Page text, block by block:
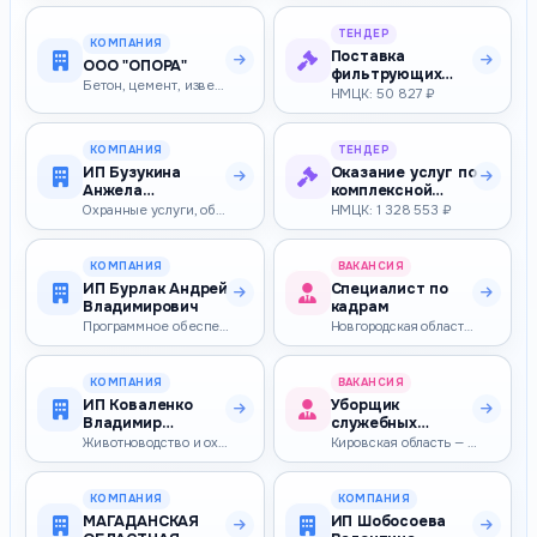
КОМПАНИЯ
ООО "ОПОРА"
ТЕНДЕР
Поставка
фильтрующих
универсальных
самоспасателей
НМЦК: 50 827 ₽
КОМПАНИЯ
ИП Бузукина
Анжела
Васильевна
Охранные услуги, обеспечение безопасности
ТЕНДЕР
Оказание услуг по
комплексной
уборке
прилегающей
террит…
НМЦК: 1 328 553 ₽
КОМПАНИЯ
ИП Бурлак Андрей
Владимирович
Программное обеспечение
ВАКАНСИЯ
Специалист по
кадрам
Новгородская область — 27 093–27 093 ₽
КОМПАНИЯ
ИП Коваленко
Владимир
Александрович
Животноводство и охотничьи хозяйства
ВАКАНСИЯ
Уборщик
служебных
помещений
Кировская область — 31 157–31 157 ₽
КОМПАНИЯ
МАГАДАНСКАЯ
КОМПАНИЯ
ИП Шобосоева